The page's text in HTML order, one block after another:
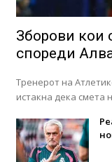
Зборови кои
спореди
Тренерот на
истакна дека смета